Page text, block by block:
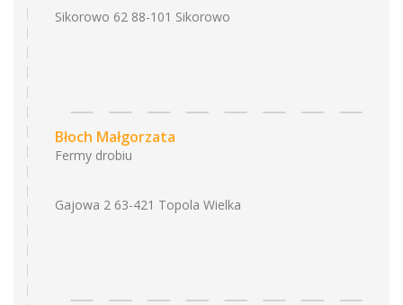
Sikorowo 62 88-101 Sikorowo
Błoch Małgorzata
Fermy drobiu
Gajowa 2 63-421 Topola Wielka